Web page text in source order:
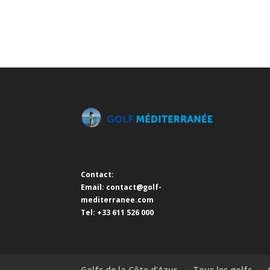
Contact:
Email: contact@golf-
mediterranee.com
Tel: +33 611 526 000